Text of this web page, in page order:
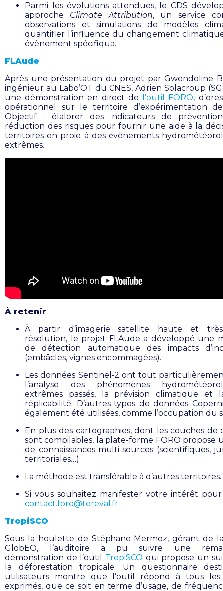
Parmi les évolutions attendues, le CDS
approche Climate Attribution, un service
observations et simulations de modèles
quantifier l’influence du changement
évènement spécifique.
FLAude
Après une présentation du projet par Gwendoline
ingénieur au Labo’OT du CNES, Adrien Solacroup
une démonstration en direct de
l’outil FORO,
opérationnel sur le territoire d’expérimentation de
Objectif : élalorer des indicateurs de
réduction des risques pour fournir une aide à la
territoires en proie à des évènements
extrêmes.
À retenir
À partir d’imagerie satellite haute et
résolution, le projet FLAude a développé une
de détection automatique des impacts
(embâcles, vignes endommagées).
Les données Sentinel-2 ont tout
l’analyse des phénomènes
extrêmes passés, la prévision climatique et
réplicabilité. D’autres types de données
également été utilisées, comme l’occupation du
En plus des cartographies, dont les couches de
sont compilables, la plate-forme FORO propose
de connaissances multi-sources (scientifiques,
territoriales…)
La méthode est transférable à d’autres territoires.
Si vous souhaitez manifester votre intérêt pour
contact.foro@tereval.fr
TropiSCO
Sous la houlette de Stéphane Mermoz, gérant de
GlobEO, l’auditoire a pu suivre une
démonstration de l’outil TropiSCO qui propose un
la déforestation tropicale. Un questionnaire
utilisateurs montre que l’outil répond à tous les
exprimés, que ce soit en terme d’usage, de